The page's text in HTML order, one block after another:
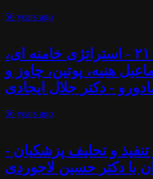
56 years ago
شیعه گری در قرن ۲۱ - استراتژی خامنه ای،
هنیه، پوتین، چاوز و
- دکتر جلال ایجادی
56 years ago
تنفیذ و تحلیف پزشکیان -
با دکتر حسین لاجوردی